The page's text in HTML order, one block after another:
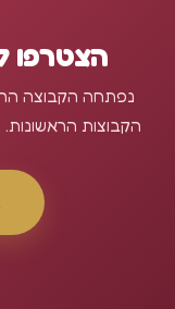
הצטרפו
נפתחה הקבוצה
הקבוצות